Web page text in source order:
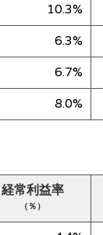
10.3%
6.3%
6.7%
8.0%
経常利益率
（％）